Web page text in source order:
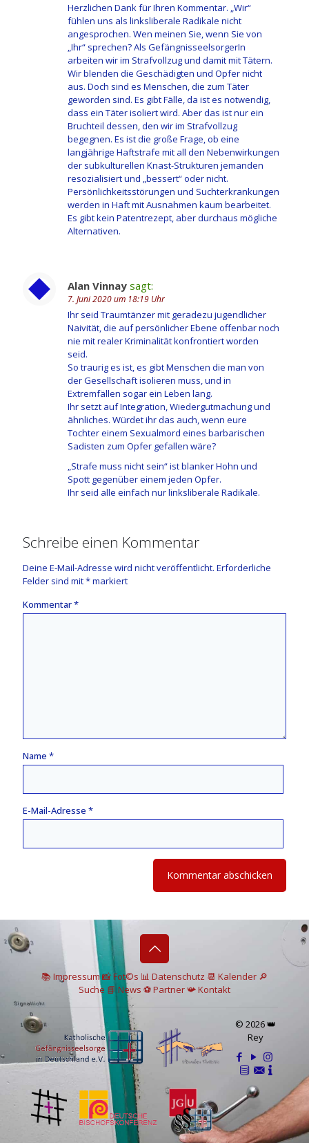
Herzlichen Dank für Ihren Kommentar. „Wir“
fühlen uns als linksliberale Radikale nicht
angesprochen. Wen meinen Sie, wenn Sie von
„Ihr“ sprechen? Als GefängnisseelsorgerIn
arbeiten wir im Strafvollzug und damit mit Tätern.
Wir blenden die Geschädigten und Opfer nicht
aus. Doch sind es Menschen, die zum Täter
geworden sind. Es gibt Fälle, da ist es notwendig,
dass ein Täter isoliert wird. Aber das ist nur ein
Bruchteil dessen, den wir im Strafvollzug
begegnen. Es ist die große Frage, ob eine
langjährige Haftstrafe mit all den Nebenwirkungen
der subkulturellen Knast-Strukturen jemanden
resozialisiert und „bessert“ oder nicht.
Persönlichkeitsstörungen und Suchterkrankungen
werden in Haft mit Ausnahmen kaum bearbeitet.
Es gibt kein Patentrezept, aber durchaus mögliche
Alternativen.
Alan Vinnay sagt:
7. Juni 2020 um 18:19 Uhr
Ihr seid Traumtänzer mit geradezu jugendlicher
Naivität, die auf persönlicher Ebene offenbar noch
nie mit realer Kriminalität konfrontiert worden
seid.
So traurig es ist, es gibt Menschen die man von
der Gesellschaft isolieren muss, und in
Extremfällen sogar ein Leben lang.
Ihr setzt auf Integration, Wiedergutmachung und
ähnliches. Würdet ihr das auch, wenn eure
Tochter einem Sexualmord eines barbarischen
Sadisten zum Opfer gefallen wäre?
„Strafe muss nicht sein“ ist blanker Hohn und
Spott gegenüber einem jeden Opfer.
Ihr seid alle einfach nur linksliberale Radikale.
Schreibe einen Kommentar
Deine E-Mail-Adresse wird nicht veröffentlicht. Erforderliche
Felder sind mit*markiert
Kommentar*
Name *
E-Mail-Adresse *
📚 Impressum📸Fot©s 📊 Datenschutz 📆 Kalender 🔎
Suche 📘 News ⚽Partner📯Kontakt
© 2026 👑
Rey